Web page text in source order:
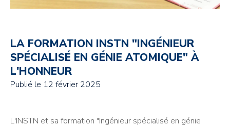
LA FORMATION INSTN "INGÉNIEUR
SPÉCIALISÉ EN GÉNIE ATOMIQUE" À
L'HONNEUR
Publié le 12 février 2025
L'INSTN et sa formation "Ingénieur spécialisé en génie